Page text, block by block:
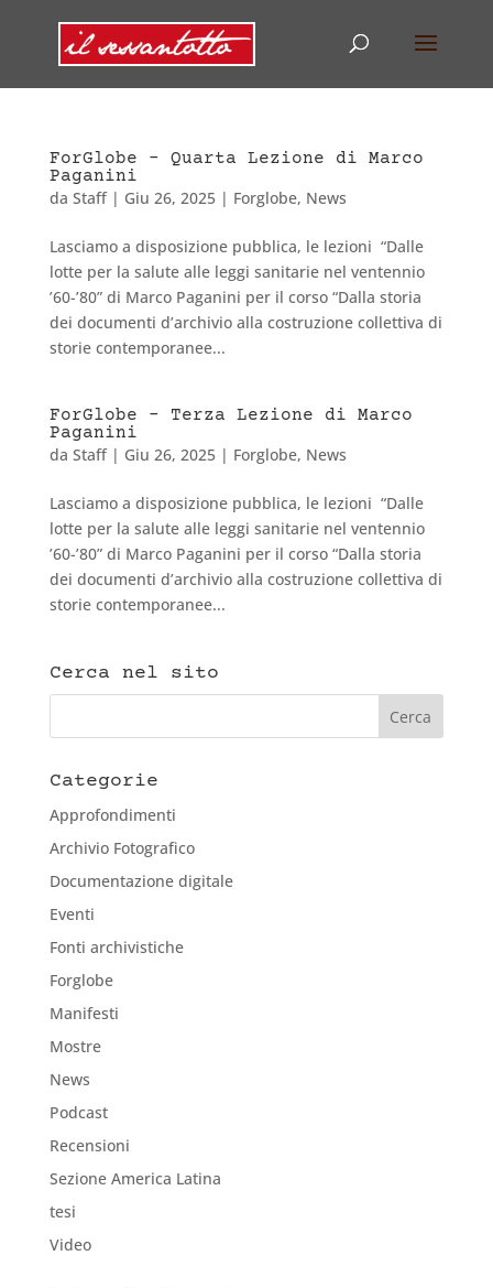
ForGlobe – Quarta Lezione di Marco
Paganini
da Staff| Giu 26, 2025| Forglobe, News
Lasciamo a disposizione pubblica, le lezioni “Dalle
lotte per la salute alle leggi sanitarie nel ventennio
’60-’80” di Marco Paganini per il corso “Dalla storia
dei documenti d’archivio alla costruzione collettiva di
storie contemporanee...
ForGlobe – Terza Lezione di Marco
Paganini
da Staff| Giu 26, 2025| Forglobe, News
Lasciamo a disposizione pubblica, le lezioni “Dalle
lotte per la salute alle leggi sanitarie nel ventennio
’60-’80” di Marco Paganini per il corso “Dalla storia
dei documenti d’archivio alla costruzione collettiva di
storie contemporanee...
Cerca nel sito
Categorie
Approfondimenti
Archivio Fotografico
Documentazione digitale
Eventi
Fonti archivistiche
Forglobe
Manifesti
Mostre
News
Podcast
Recensioni
Sezione America Latina
tesi
Video